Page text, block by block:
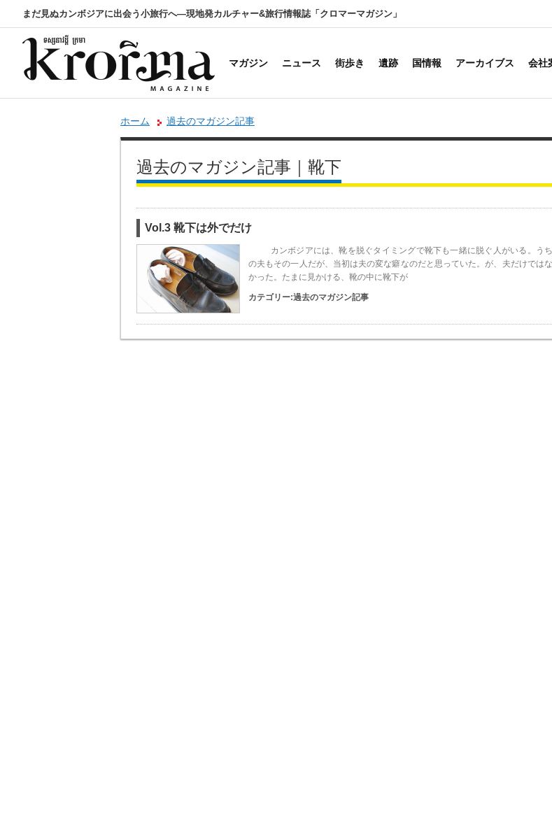
まだ見ぬカンボジアに出会う小旅行へ―現地発カルチャー&旅行情報誌「クロマーマガジン」
マガジン ニュース 街歩き 遺跡 国情報 アーカイブス 会社
ホーム 過去のマガジン記事
過去のマガジン記事｜靴下
Vol.3 靴下は外でだけ
カンボジアには、靴を脱ぐタイミングで靴下も一緒に脱ぐ人がいる。うち
の夫もその一人だが、当初は夫の変な癖なのだと思っていた。が、夫だけではな
かった。たまに見かける、靴の中に靴下が
カテゴリー:過去のマガジン記事